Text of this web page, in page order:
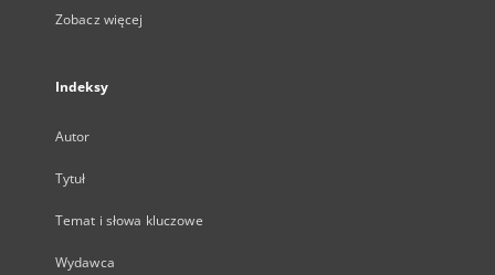
Zobacz więcej
Indeksy
Autor
Tytuł
Temat i słowa kluczowe
Wydawca